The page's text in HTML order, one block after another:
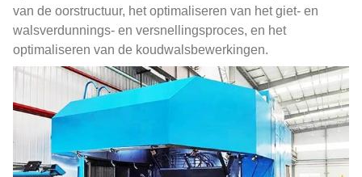
van de oorstructuur, het optimaliseren van het giet- en
walsverdunnings- en versnellingsproces, en het
optimaliseren van de koudwalsbewerkingen.